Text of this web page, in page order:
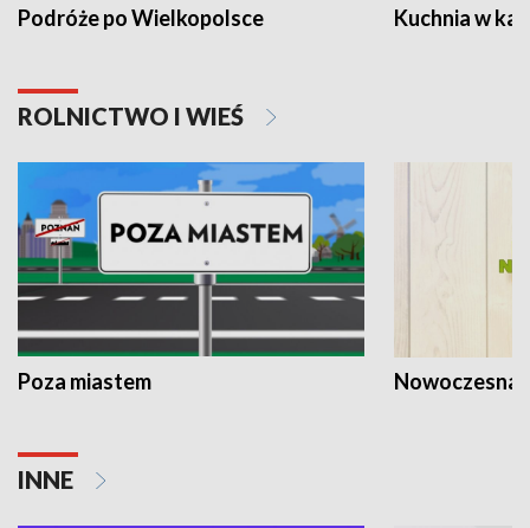
Podróże po Wielkopolsce Kuchnia w
ROLNICTWO I WIEŚ
Poza miastem Nowoczesna
INNE